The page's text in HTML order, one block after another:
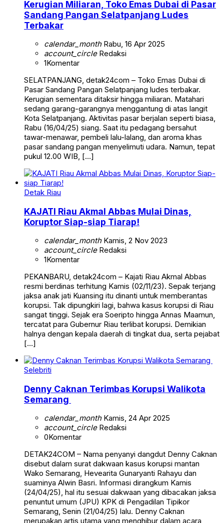
Kerugian Miliaran, Toko Emas Dubai di Pasar
Sandang Pangan Selatpanjang Ludes
Terbakar
calendar_monthRabu, 16 Apr 2025
account_circleRedaksi
1Komentar
SELATPANJANG, detak24com – Toko Emas Dubai di
Pasar Sandang Pangan Selatpanjang ludes terbakar.
Kerugian sementara ditaksir hingga miliaran. Matahari
sedang garang-garangnya menggantung di atas langit
Kota Selatpanjang. Aktivitas pasar berjalan seperti biasa,
Rabu (16/04/25) siang. Saat itu pedagang bersahut
tawar-menawar, pembeli lalu-lalang, dan aroma khas
pasar sandang pangan menyelimuti udara. Namun, tepat
pukul 12.00 WIB, […]
Detak Riau
KAJATI Riau Akmal Abbas Mulai Dinas,
Koruptor Siap-siap Tiarap!
calendar_monthKamis, 2 Nov 2023
account_circleRedaksi
1Komentar
PEKANBARU, detak24com – Kajati Riau Akmal Abbas
resmi berdinas terhitung Kamis (02/11/23). Sepak terjang
jaksa anak jati Kuansing itu dinanti untuk memberantas
korupsi. Tak dipungkiri lagi, bahwa kasus korupsi di Riau
sangat tinggi. Sejak era Soeripto hingga Annas Maamun,
tercatat para Gubernur Riau terlibat korupsi. Demikian
halnya dengan kepala daerah di tingkat dua, serta pejabat
[…]
Selebriti
Denny Caknan Terimbas Korupsi Walikota
Semarang
calendar_monthKamis, 24 Apr 2025
account_circleRedaksi
0Komentar
DETAK24COM – Nama penyanyi dangdut Denny Caknan
disebut dalam surat dakwaan kasus korupsi mantan
Wako Semarang, Hevearita Gunaryanti Rahayu dan
suaminya Alwin Basri. Informasi dirangkum Kamis
(24/04/25), hal itu sesuai dakwaan yang dibacakan jaksa
penuntut umum (JPU) KPK di Pengadilan Tipikor
Semarang, Senin (21/04/25) lalu. Denny Caknan
merupakan artis utama yang menghibur dalam acara